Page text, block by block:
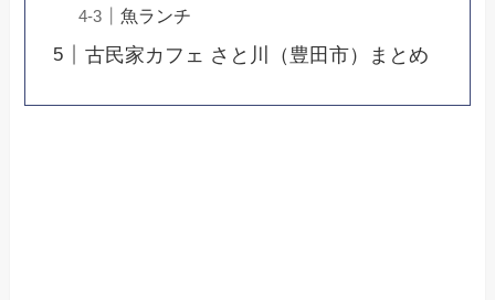
魚ランチ
古民家カフェ さと川（豊田市）まとめ